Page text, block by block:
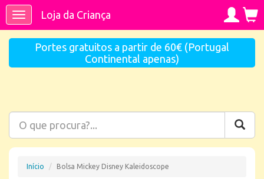
ToggleLoja da Criança
Portes gratuitos a partir de 60€ (Portugal
Continental apenas)
Início Bolsa Mickey Disney Kaleidoscope